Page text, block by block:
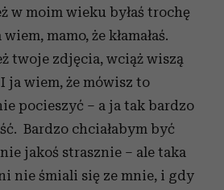
w moim wieku byłaś trochę
mamo, że kłamałaś.
twoje zdjęcia, wciąż wiszą
ja wiem, że mówisz to
pocieszyć – a ja tak bardzo
Bardzo chciałabym być
jakoś strasznie – ale taka
nie śmiali się ze mnie, i gdy